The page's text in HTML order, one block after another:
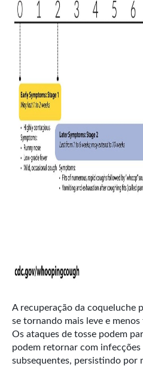
A recuperação da coqueluche
se tornando mais leve e
Os ataques de tosse podem
podem retornar com
subsequentes, persistindo por